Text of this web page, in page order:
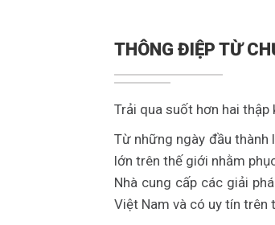
THÔNG ĐIỆP TỪ
Trải qua suốt hơn hai
Từ những ngày đầu thành
lớn trên thế giới nhằm
Nhà cung cấp các giải
Việt Nam và có uy tín trên